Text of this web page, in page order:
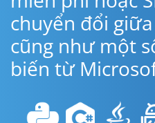
chuyển đổi
cũng như một
biến từ